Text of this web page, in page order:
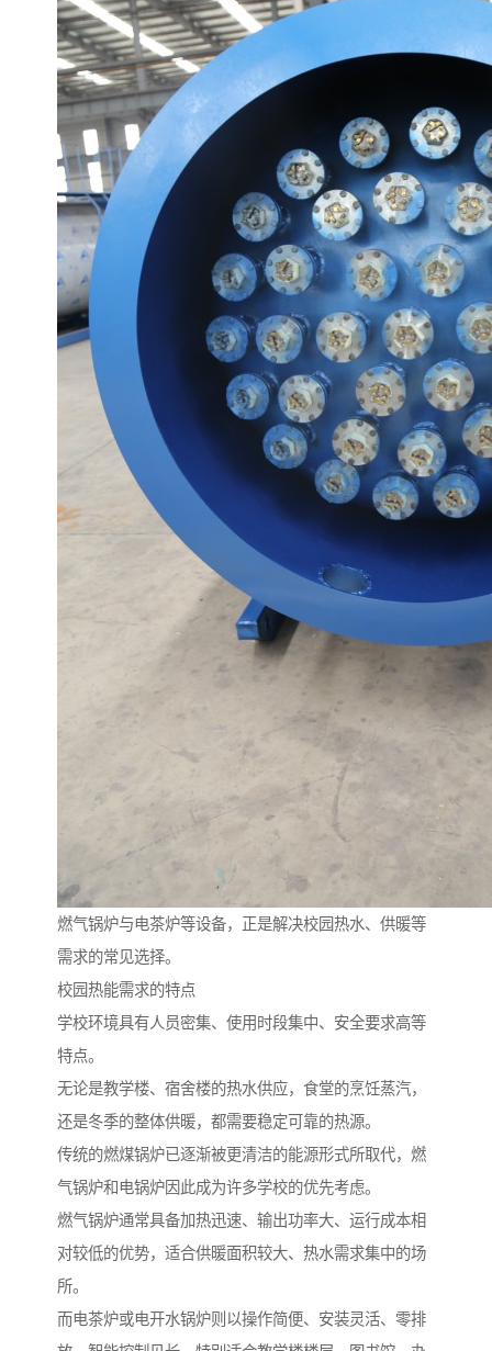
燃气锅炉与电茶炉等设备，正是解决校园热水、供暖等
需求的常见选择。
校园热能需求的特点
学校环境具有人员密集、使用时段集中、安全要求高等
特点。
无论是教学楼、宿舍楼的热水供应，食堂的烹饪蒸汽，
还是冬季的整体供暖，都需要稳定可靠的热源。
传统的燃煤锅炉已逐渐被更清洁的能源形式所取代，燃
气锅炉和电锅炉因此成为许多学校的优先考虑。
燃气锅炉通常具备加热迅速、输出功率大、运行成本相
对较低的优势，适合供暖面积较大、热水需求集中的场
所。
而电茶炉或电开水锅炉则以操作简便、安装灵活、零排